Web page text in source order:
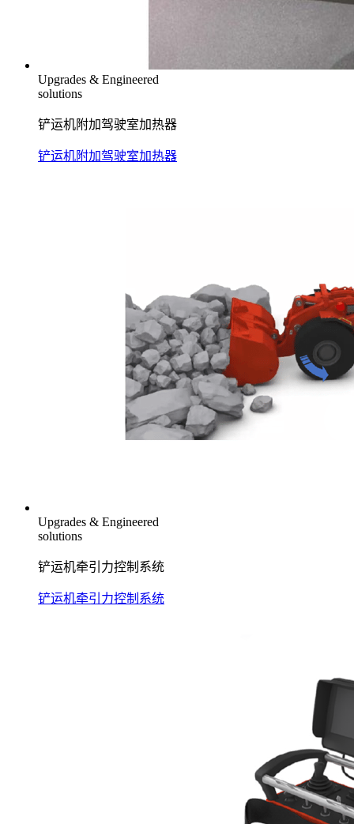
Upgrades & Engineered
solutions
铲运机附加驾驶室加热器
铲运机附加驾驶室加热器
Upgrades & Engineered
solutions
铲运机牵引力控制系统
铲运机牵引力控制系统